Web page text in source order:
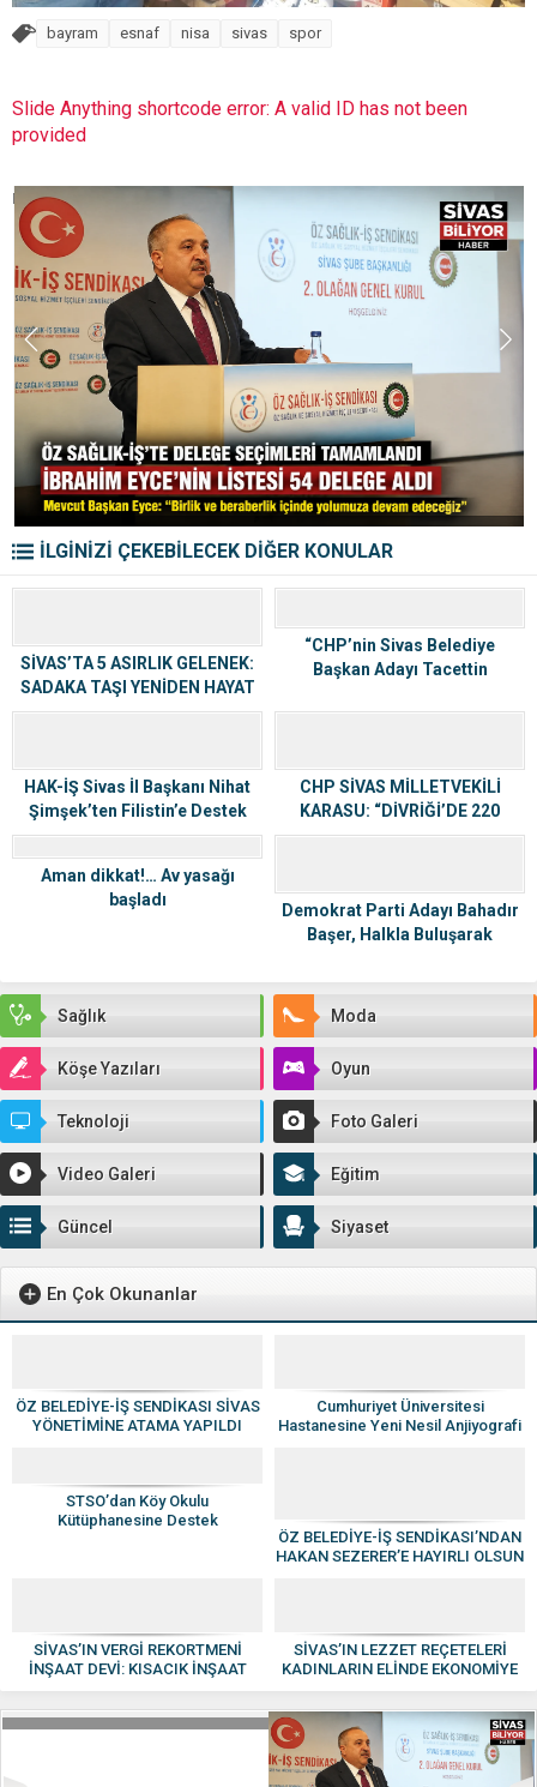
bayram esnaf nisa sivas spor
Slide Anything shortcode error: A valid ID has not been
provided
İLGİNİZİ ÇEKEBİLECEK DİĞER KONULAR
SİVAS’TA 5 ASIRLIK GELENEK:
SADAKA TAŞI YENİDEN HAYAT
BULUYOR
“CHP’nin Sivas Belediye
Başkan Adayı Tacettin
HAK-İŞ Sivas İl Başkanı Nihat
Şimşek’ten Filistin’e Destek
Bildirisi
CHP SİVAS MİLLETVEKİLİ
KARASU: “DİVRİĞİ’DE 220
EMEKÇİ BİR GÜNDE İŞSİZ
Aman dikkat!… Av yasağı
başladı
Demokrat Parti Adayı Bahadır
Başer, Halkla Buluşarak
Sağlık Moda
Köşe Yazıları Oyun
Teknoloji Foto Galeri
Video Galeri Eğitim
Güncel Siyaset
En Çok Okunanlar
ÖZ BELEDİYE-İŞ SENDİKASI SİVAS
YÖNETİMİNE ATAMA YAPILDI
Cumhuriyet Üniversitesi
Hastanesine Yeni Nesil Anjiyografi
STSO’dan Köy Okulu
Kütüphanesine Destek
ÖZ BELEDİYE-İŞ SENDİKASI’NDAN
HAKAN SEZERER’E HAYIRLI OLSUN
SİVAS’IN VERGİ REKORTMENİ
İNŞAAT DEVİ: KISACIK İNŞAAT
GÜVEN VE KALİTENİN ADI OLDU
SİVAS’IN LEZZET REÇETELERİ
KADINLARIN ELİNDE EKONOMİYE
KAZANDIRILIYOR